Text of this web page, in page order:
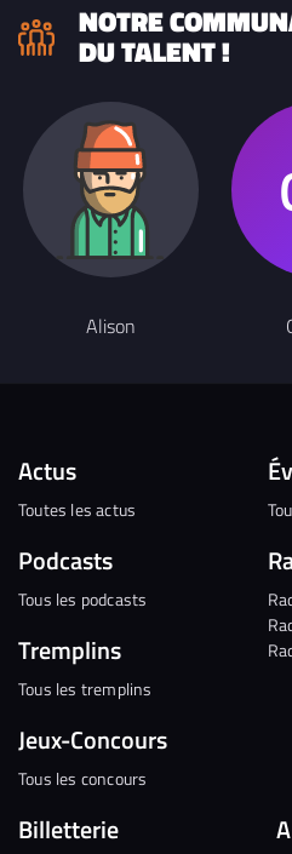
NOTRE
DU TALENT !
Alison
Actus
Toutes les actus
Podcasts
Tous les podcasts
Tremplins
Tous les tremplins
Jeux-Concours
Tous les concours
Billetterie